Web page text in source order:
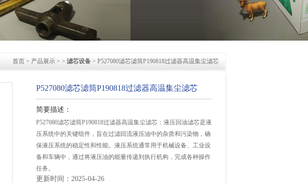
首页 > 产品展示 > > 滤芯设备 > P527080滤芯滤筒P190818过滤器高温集尘滤芯
P527080滤芯滤筒P190818过滤器高温集尘滤芯
简要描述：
P527080滤芯滤筒P190818过滤器高温集尘滤芯：液压回油滤芯是液
压系统中的关键组件，旨在过滤回流液压油中的杂质和污染物，确
保液压系统的稳定性和性能。液压系统通常用于机械设备、工业设
备和车辆中，通过将液压油的能量传递到执行机构，完成各种操作
任务。
更新时间：2025-04-26